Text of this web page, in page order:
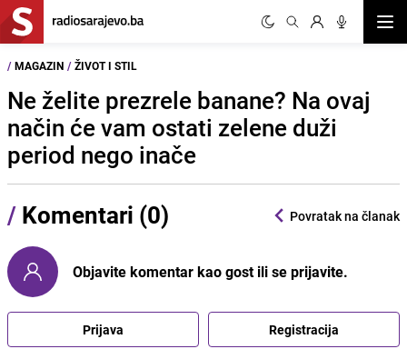
/ MAGAZIN / ŽIVOT I STIL
Ne želite prezrele banane? Na ovaj
način će vam ostati zelene duži
period nego inače
/ Komentari (0) Povratak na članak
Objavite komentar kao gost ili se prijavite.
Prijava Registracija